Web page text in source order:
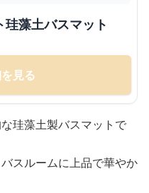
藻土バスマット
見る
珪藻土製バスマットで
スルームに上品で華やか